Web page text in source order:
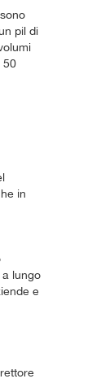
pil di
50
in
lungo
e